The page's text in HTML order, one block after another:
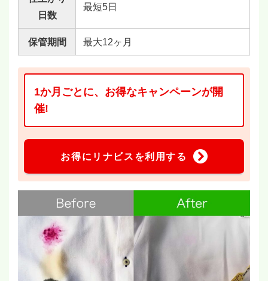
日数
最短5日
保管期間 最大12ヶ月
1か月ごとに、お得なキャンペーンが開
催!
お得にリナビスを利用する